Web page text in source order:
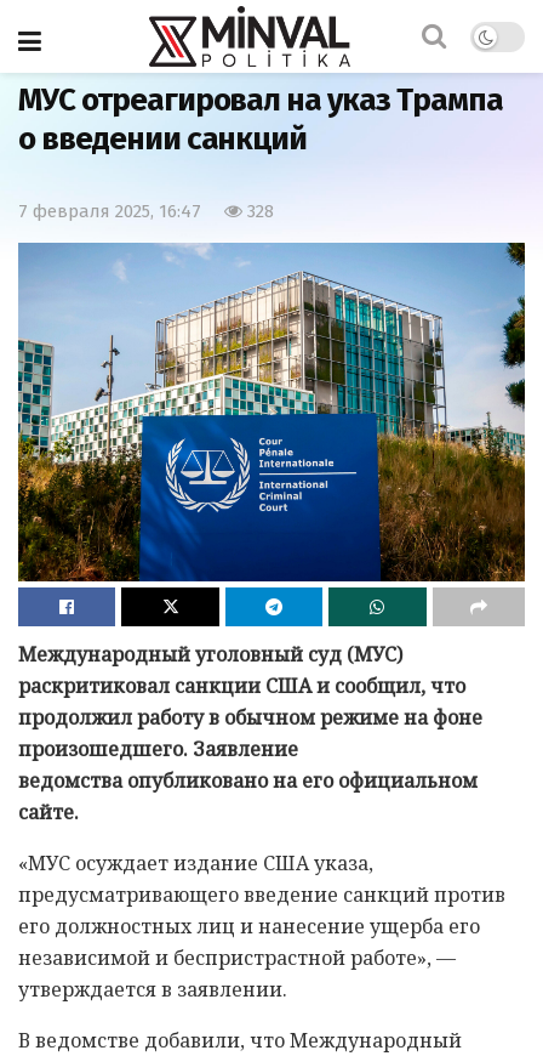
Главная
МУС отреагировал на указ Трампа
о введении санкций
7 февраля 2025, 16:47 328
Международный уголовный суд (МУС)
раскритиковал санкции США и сообщил, что
продолжил работу в обычном режиме на фоне
произошедшего. Заявление
ведомства опубликовано на его официальном
сайте.
«МУС осуждает издание США указа,
предусматривающего введение санкций против
его должностных лиц и нанесение ущерба его
независимой и беспристрастной работе», —
утверждается в заявлении.
В ведомстве добавили, что Международный